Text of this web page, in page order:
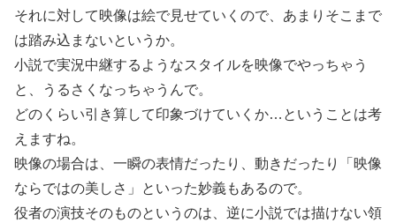
それに対して映像は絵で見せていくので、あまりそこまで
は踏み込まないというか。
小説で実況中継するようなスタイルを映像でやっちゃう
と、うるさくなっちゃうんで。
どのくらい引き算して印象づけていくか…ということは考
えますね。
映像の場合は、一瞬の表情だったり、動きだったり「映像
ならではの美しさ」といった妙義もあるので。
役者の演技そのものというのは、逆に小説では描けない領